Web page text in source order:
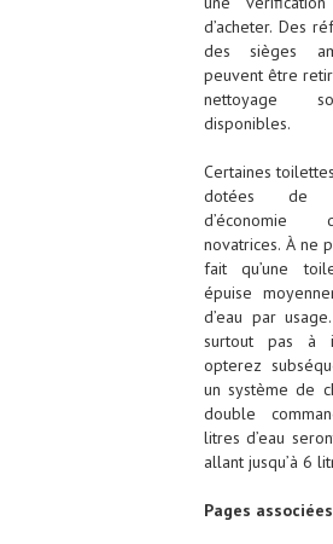
d’acheter. Des
des sièges
peuvent être
nettoyage
disponibles.
Certaines
dotées de
d’économie
novatrices. À ne
fait qu’une
épuise
d’eau par
surtout pas à
opterez
un système de
double
litres d’eau
allant jusqu’à 6
Pages